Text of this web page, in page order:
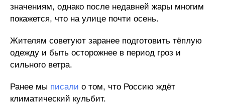
значениям, однако после недавней жары многим
покажется, что на улице почти осень.
Жителям советуют заранее подготовить тёплую
одежду и быть осторожнее в период гроз и
сильного ветра.
Ранее мы писали о том, что Россию ждёт
климатический кульбит.